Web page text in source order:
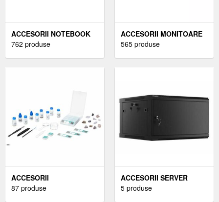
ACCESORII NOTEBOOK
762 produse
ACCESORII MONITOARE
565 produse
ACCESORII
MICROSCOAPE
87 produse
ACCESORII SERVER
5 produse